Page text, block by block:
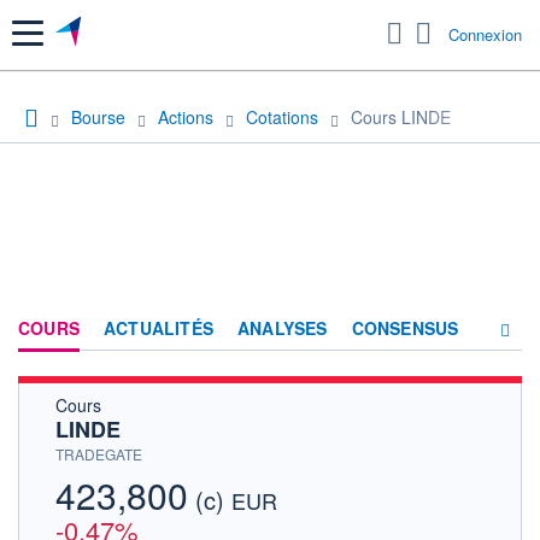
Menu Connexion
Bourse Actions Cotations Cours LINDE
COURS ACTUALITÉS ANALYSES CONSENSUS
ACTIONNAIRES
Cours
LINDE
TRADEGATE
423,800 (c) EUR
-0,47%